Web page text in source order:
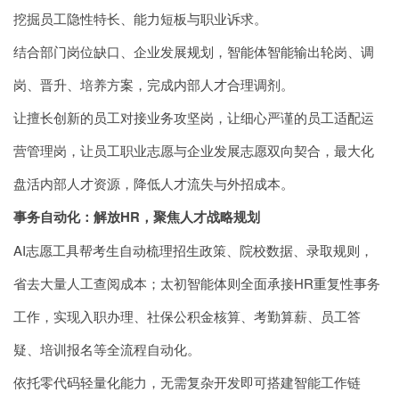
挖掘员工隐性特长、能力短板与职业诉求。
结合部门岗位缺口、企业发展规划，智能体智能输出轮岗、调
岗、晋升、培养方案，完成内部人才合理调剂。
让擅长创新的员工对接业务攻坚岗，让细心严谨的员工适配运
营管理岗，让员工职业志愿与企业发展志愿双向契合，最大化
盘活内部人才资源，降低人才流失与外招成本。
事务自动化：解放HR，聚焦人才战略规划
AI志愿工具帮考生自动梳理招生政策、院校数据、录取规则，
省去大量人工查阅成本；太初智能体则全面承接HR重复性事务
工作，实现入职办理、社保公积金核算、考勤算薪、员工答
疑、培训报名等全流程自动化。
依托零代码轻量化能力，无需复杂开发即可搭建智能工作链